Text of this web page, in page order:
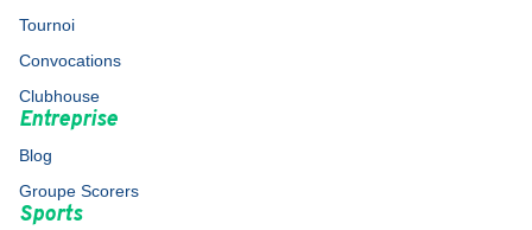
Tournoi
Convocations
Clubhouse
Entreprise
Blog
Groupe Scorers
Sports